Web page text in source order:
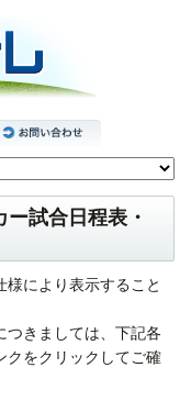
ー試合日程表・
により表示すること
つきましては、下記各
クをクリックしてご確